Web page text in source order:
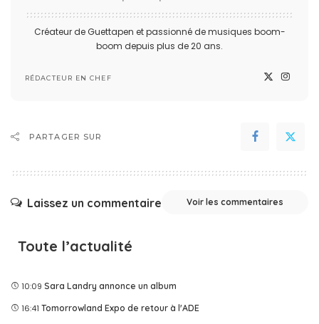
Créateur de Guettapen et passionné de musiques boom-
boom depuis plus de 20 ans.
RÉDACTEUR EN CHEF
PARTAGER SUR
Laissez un commentaire Voir les commentaires
Toute l’actualité
10:09 Sara Landry annonce un album
16:41 Tomorrowland Expo de retour à l'ADE